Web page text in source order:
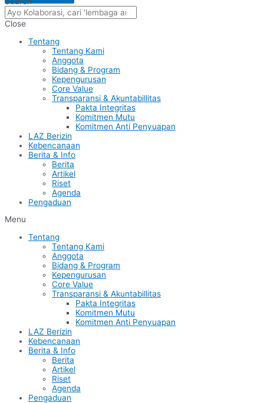
Close
Tentang
Tentang Kami
Anggota
Bidang & Program
Kepengurusan
Core Value
Transparansi & Akuntabillitas
Pakta Integritas
Komitmen Mutu
Komitmen Anti Penyuapan
LAZ Berizin
Kebencanaan
Berita & Info
Berita
Artikel
Riset
Agenda
Pengaduan
Menu
Tentang
Tentang Kami
Anggota
Bidang & Program
Kepengurusan
Core Value
Transparansi & Akuntabillitas
Pakta Integritas
Komitmen Mutu
Komitmen Anti Penyuapan
LAZ Berizin
Kebencanaan
Berita & Info
Berita
Artikel
Riset
Agenda
Pengaduan